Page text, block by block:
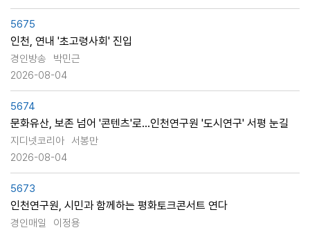
5675
인천, 연내 '초고령사회' 진입
경인방송
박민근
2026-08-04
5674
문화유산, 보존 넘어 '콘텐츠'로…인천연구원 '도시연구' 서평 눈길
지디넷코리아
서봉만
2026-08-04
5673
인천연구원, 시민과 함께하는 평화토크콘서트 연다
경인매일
이정용